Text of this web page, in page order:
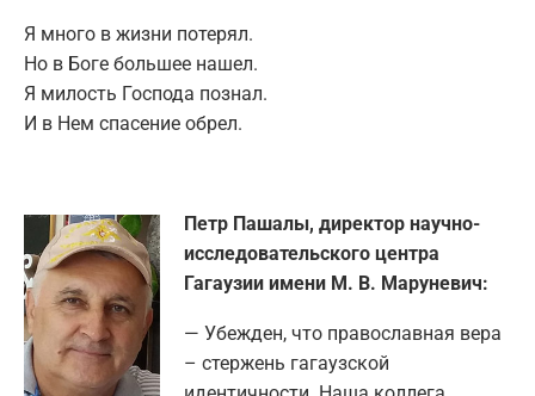
Я много в жизни потерял.
Но в Боге большее нашел.
Я милость Господа познал.
И в Нем спасение обрел.
Петр Пашалы, директор научно-
исследовательского центра
Гагаузии имени М. В. Маруневич:
— Убежден, что православная вера
– стержень гагаузской